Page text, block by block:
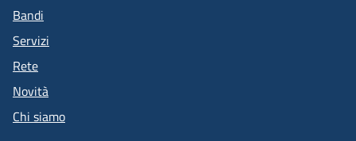
Bandi
Servizi
Rete
Novità
Chi siamo